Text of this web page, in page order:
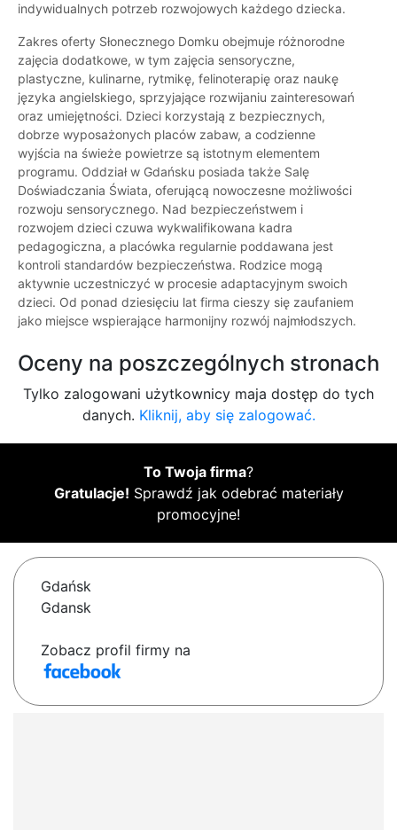
indywidualnych potrzeb rozwojowych każdego dziecka.
Zakres oferty Słonecznego Domku obejmuje różnorodne
zajęcia dodatkowe, w tym zajęcia sensoryczne,
plastyczne, kulinarne, rytmikę, felinoterapię oraz naukę
języka angielskiego, sprzyjające rozwijaniu zainteresowań
oraz umiejętności. Dzieci korzystają z bezpiecznych,
dobrze wyposażonych placów zabaw, a codzienne
wyjścia na świeże powietrze są istotnym elementem
programu. Oddział w Gdańsku posiada także Salę
Doświadczania Świata, oferującą nowoczesne możliwości
rozwoju sensorycznego. Nad bezpieczeństwem i
rozwojem dzieci czuwa wykwalifikowana kadra
pedagogiczna, a placówka regularnie poddawana jest
kontroli standardów bezpieczeństwa. Rodzice mogą
aktywnie uczestniczyć w procesie adaptacyjnym swoich
dzieci. Od ponad dziesięciu lat firma cieszy się zaufaniem
jako miejsce wspierające harmonijny rozwój najmłodszych.
Oceny na poszczególnych stronach
Tylko zalogowani użytkownicy maja dostęp do tych
danych. Kliknij, aby się zalogować.
To Twoja firma?
Gratulacje! Sprawdź jak odebrać materiały
promocyjne!
Gdańsk
Gdansk
Zobacz profil firmy na